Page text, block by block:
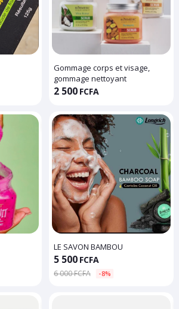
Gommage corps et visage,
gommage nettoyant
2 500 FCFA
LE SAVON BAMBOU
5 500 FCFA
6 000 FCFA -8%